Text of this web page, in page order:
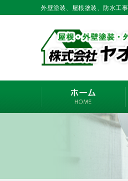
外壁塗装、屋根塗装、防水工